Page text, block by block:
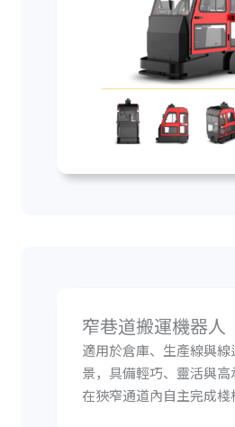
窄巷道搬運機器人
適用於倉庫、生產線與
景，具備輕巧、靈活與
在狹窄通道內自主完成棧